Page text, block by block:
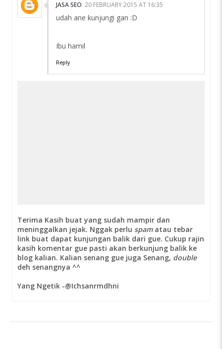
JASA SEO 20 FEBRUARY 2015 AT 16:35
udah ane kunjungi gan :D
Ibu hamil
Reply
Terima Kasih buat yang sudah mampir dan
meninggalkan jejak. Nggak perlu spamatau tebar
link buat dapat kunjungan balik dari gue. Cukup rajin
kasih komentar gue pasti akan berkunjung balik ke
blog kalian. Kalian senang gue juga Senang, double
deh senangnya ^^
Yang Ngetik -@Ichsanrmdhni